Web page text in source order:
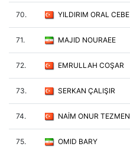
70. YILDIRIM ORAL CEBE
71. MAJID NOURAEE
72. EMRULLAH COŞAR
73. SERKAN ÇALIŞIR
74. NAİM ONUR TEZMEN
75. OMID BARY